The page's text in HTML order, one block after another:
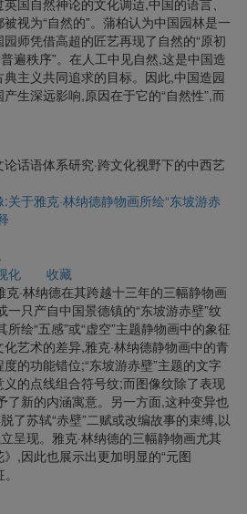
视为“自然的”。蒲柏认为中国园林是一
园师凭借高超的匠艺再现了自然的“原初
遍秩序”。在人工中见自然,这是中国造
主义共同追求的目标。因此,中国造园
生深远影响,原因在于它的“自然性”,而
话语体系研究·跨文化视野下的中西艺
关于雅克·林纳德静物画所绘“东坡游赤
化
收藏
·林纳德在其跨越十三年的三幅静物画
一只产自中国景德镇的“东坡游赤壁”纹
绘“五感”或“虚空”主题静物画中的象征
艺术的差异,雅克·林纳德静物画中的青
的功能错位;“东坡游赤壁”主题的文字
的点线组合符号纹;而图像纹除了表现
了新的内涵寓意。另一方面,这种变异也
了苏轼“赤壁”二赋或改编故事的束缚,以
呈现。雅克·林纳德的三幅静物画尤其
,因此也展示出更加明显的“元图